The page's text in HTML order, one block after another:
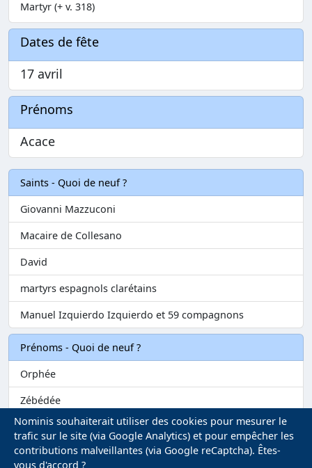
Martyr (+ v. 318)
Dates de fête
17 avril
Prénoms
Acace
Saints - Quoi de neuf ?
Giovanni Mazzuconi
Macaire de Collesano
David
martyrs espagnols clarétains
Manuel Izquierdo Izquierdo et 59 compagnons
Prénoms - Quoi de neuf ?
Orphée
Zébédée
Melvil
Matilin
Nominis souhaiterait utiliser des cookies pour mesurer le
trafic sur le site (via Google Analytics) et pour empêcher les
contributions malveillantes (via Google reCaptcha). Êtes-
vous d'accord ?